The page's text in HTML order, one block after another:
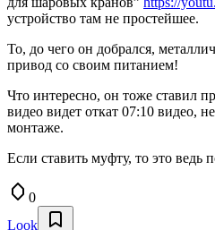
устройство там не простейшее.
То, до чего он добрался,
привод со своим питанием!
Что интересно, он тоже ставил
видео видет откат 07:10 видео,
монтаже.
Если ставить муфту, то это ведь
0
Look